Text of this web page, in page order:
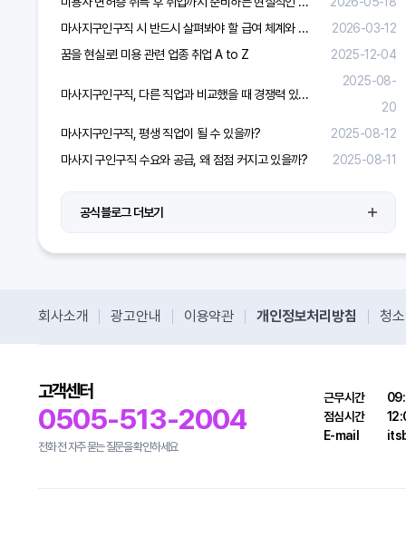
마사지구인구직 시 반드시 살펴봐야 할 급여 체계와 합리적 보상 가이드
2026-03-12
꿈을 현실로! 미용 관련 업종 취업 A to Z
2025-12-04
마사지구인구직, 다른 직업과 비교했을 때 경쟁력 있을까?
2025-08-
20
마사지구인구직, 평생 직업이 될 수 있을까?
2025-08-12
마사지 구인구직 수요와 공급, 왜 점점 커지고 있을까?
2025-08-11
공식블로그 더보기
회사소개 광고안내 이용약관 개인정보처리방침 청
고객센터
0505-513-2004
전화 전 자주 묻는 질문을 확인하세요
근무시간
점심시간
E-mail